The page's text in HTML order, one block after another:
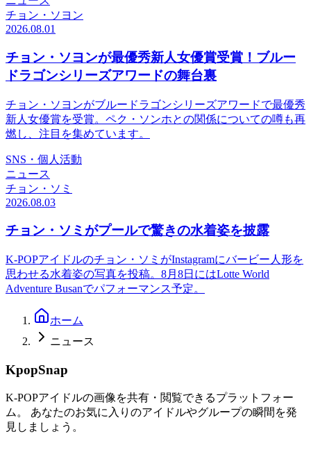
チョン・ソヨン
2026.08.01
チョン・ソヨンが最優秀新人女優賞受賞！ブルー
ドラゴンシリーズアワードの舞台裏
チョン・ソヨンがブルードラゴンシリーズアワードで最優秀
新人女優賞を受賞。ペク・ソンホとの関係についての噂も再
燃し、注目を集めています。
SNS・個人活動
ニュース
チョン・ソミ
2026.08.03
チョン・ソミがプールで驚きの水着姿を披露
K-POPアイドルのチョン・ソミがInstagramにバービー人形を
思わせる水着姿の写真を投稿。8月8日にはLotte World
Adventure Busanでパフォーマンス予定。
ホーム
ニュース
KpopSnap
K-POPアイドルの画像を共有・閲覧できるプラットフォー
ム。 あなたのお気に入りのアイドルやグループの瞬間を発
見しましょう。